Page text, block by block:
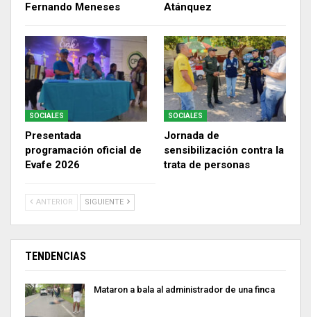
Fernando Meneses
Atánquez
SOCIALES
Presentada
programación oficial de
Evafe 2026
SOCIALES
Jornada de
sensibilización contra la
trata de personas
ANTERIOR SIGUIENTE
TENDENCIAS
Mataron a bala al administrador de una finca